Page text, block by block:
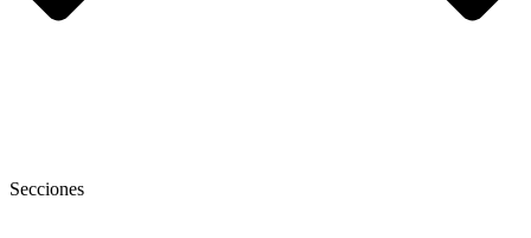
Secciones